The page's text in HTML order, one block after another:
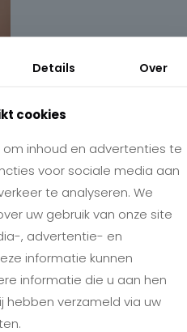
24
Bilzen
Details Over
cookies
om inhoud en advertenties te
voor sociale media aan
te analyseren. We
uw gebruik van onze site
, advertentie- en
informatie kunnen
informatie die u aan hen
hebben verzameld via uw